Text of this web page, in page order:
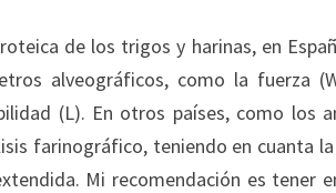
de los trigos y harinas, en
alveográficos, como la fuerza
(L). En otros países, como los
farinográfico, teniendo en cuanta
Mi recomendación es tener